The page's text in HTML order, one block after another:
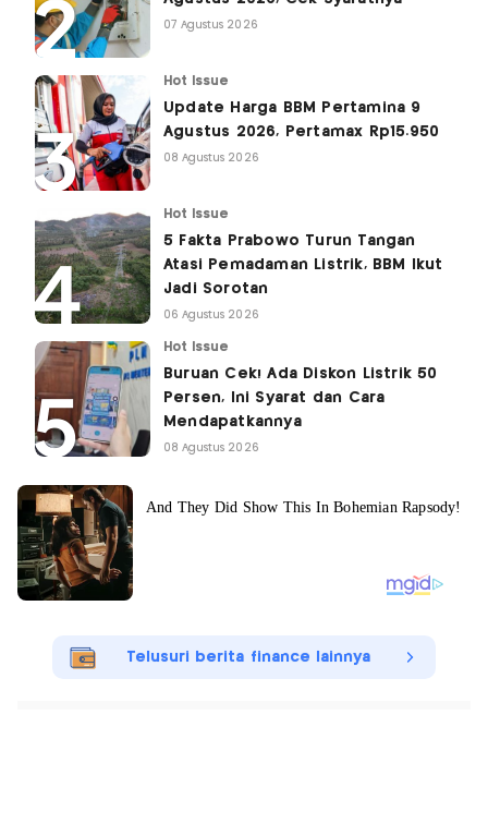
07 Agustus 2026
Hot Issue
Update Harga BBM Pertamina 9
Agustus 2026, Pertamax Rp15.950
08 Agustus 2026
Hot Issue
5 Fakta Prabowo Turun Tangan
Atasi Pemadaman Listrik, BBM Ikut
Jadi Sorotan
06 Agustus 2026
Hot Issue
Buruan Cek! Ada Diskon Listrik 50
Persen, Ini Syarat dan Cara
Mendapatkannya
08 Agustus 2026
Telusuri berita finance lainnya